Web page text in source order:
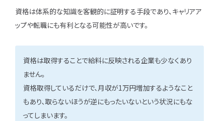
資格は体系的な知識を客観的に証明する手段であり、キャリアア
ップや転職にも有利となる可能性が高いです。
資格は取得することで給料に反映される企業も少なくあり
ません。
資格取得しているだけで、月収が1万円増加するようなこと
もあり、取らないほうが逆にもったいないという状況にもな
ってしまいます。